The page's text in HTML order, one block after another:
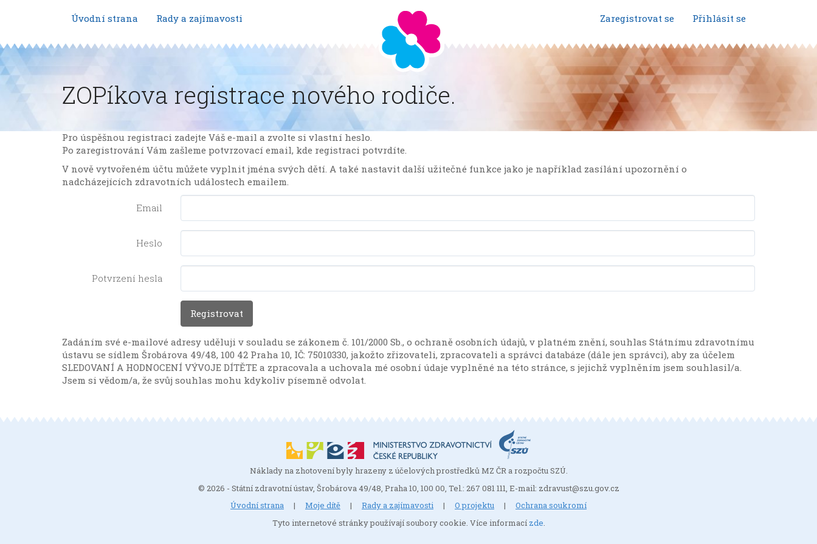
Úvodní strana Rady a zajímavosti Zaregistrovat se Přihlásit se
ZOPíkova registrace nového rodiče.
Pro úspěšnou registraci zadejte Váš e-mail a zvolte si vlastní heslo.
Po zaregistrování Vám zašleme potvrzovací email, kde registraci potvrdíte.
V nově vytvořeném účtu můžete vyplnit jména svých dětí. A také nastavit další užitečné funkce jako je například zasílání upozornění o
nadcházejících zdravotních událostech emailem.
Email
Heslo
Potvrzení hesla
Zadáním své e-mailové adresy uděluji v souladu se zákonem č. 101/2000 Sb., o ochraně osobních údajů, v platném znění, souhlas Státnímu zdravotnímu
ústavu se sídlem Šrobárova 49/48, 100 42 Praha 10, IČ: 75010330, jakožto zřizovateli, zpracovateli a správci databáze (dále jen správci), aby za účelem
SLEDOVANÍ A HODNOCENÍ VÝVOJE DÍTĚTE a zpracovala a uchovala mé osobní údaje vyplněné na této stránce, s jejichž vyplněním jsem souhlasil/a.
Jsem si vědom/a, že svůj souhlas mohu kdykoliv písemně odvolat.
Náklady na zhotovení byly hrazeny z účelových prostředků MZ ČR a rozpočtu SZÚ.
© 2026 - Státní zdravotní ústav, Šrobárova 49/48, Praha 10, 100 00, Tel.: 267 081 111, E-mail: zdravust@szu.gov.cz
Úvodní strana
| Moje dítě | Rady a zajímavosti | O projektu |
Ochrana soukromí
Tyto internetové stránky používají soubory cookie. Více informací zde